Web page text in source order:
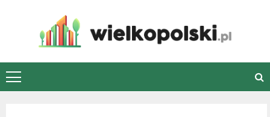
wielkopolski.pl